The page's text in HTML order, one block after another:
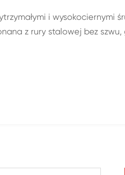
i wysokociernymi
z rury stalowej bez